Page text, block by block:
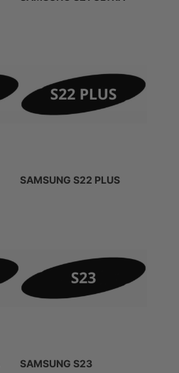
SAMSUNG S22 PLUS
SAMSUNG S23